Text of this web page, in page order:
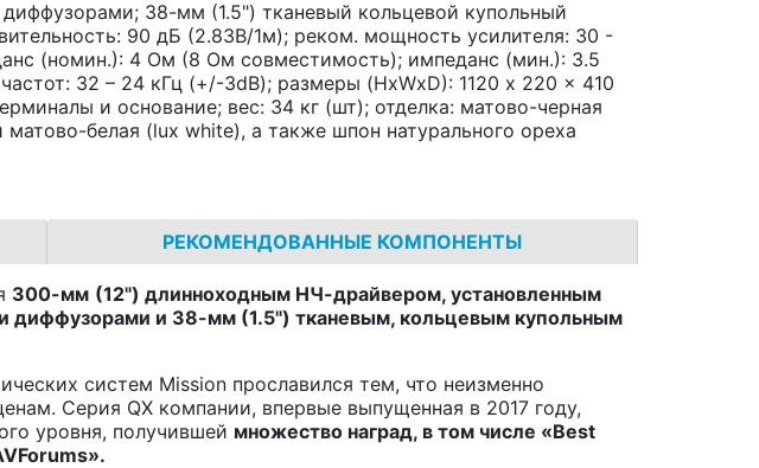
38-мм (1.5") тканевый кольцевой купольный
90 дБ (2.83В/1м); реком. мощность усилителя: 30 -
(номин.): 4 Ом (8 Ом совместимость); импеданс (мин.): 3.5
32 – 24 кГц (+/-3dB); размеры (HxWxD): 1120 x 220 x 410
и основание; вес: 34 кг (шт); отделка: матово-черная
матово-белая (lux white), а также шпон натурального ореха
РЕКОМЕНДОВАННЫЕ КОМПОНЕНТЫ
300-мм (12") длинноходным НЧ-драйвером, установленным
и 38-мм (1.5") тканевым, кольцевым купольным
систем Mission прославился тем, что неизменно
Серия QX компании, впервые выпущенная в 2017 году,
уровня, получившей множество наград, в том числе «Best
».